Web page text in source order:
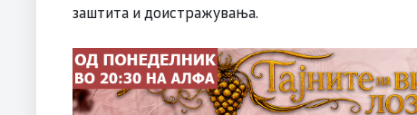
заштита и доистражувања.